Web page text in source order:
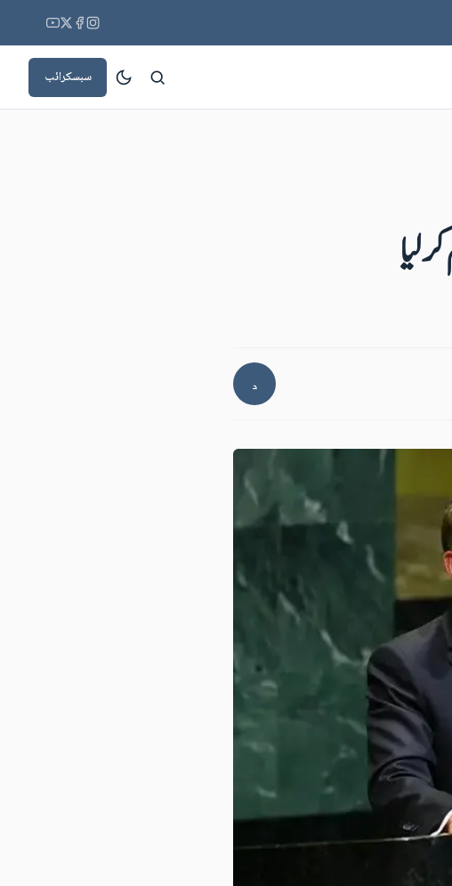
سبسکرائب
د